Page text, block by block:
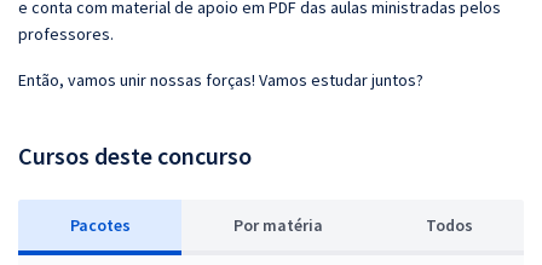
e conta com material de apoio em PDF das aulas ministradas pelos
professores.
Então, vamos unir nossas forças! Vamos estudar juntos?
Cursos deste concurso
Pacotes Por matéria Todos